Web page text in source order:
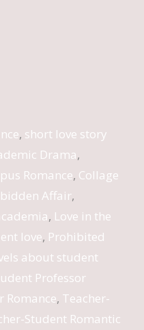
, short love story
Drama,
Romance, Collage
Affair,
, Love in the
love, Prohibited
about student
Professor
Romance, Teacher-
Student Romantic